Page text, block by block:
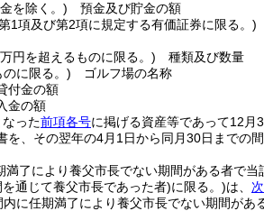
を除く。) 預金及び貯金の額
1項及び第2項に規定する有価証券に限る。)
円を超えるものに限る。) 種類及び数量
に限る。) ゴルフ場の名称
付金の額
金の額
った前項各号に掲げる資産等であって12月
、その翌年の4月1日から同月30日までの
満了により養父市長でない期間がある者で
通じて養父市長であった者)に限る。)は、
に任期満了により養父市長でない期間が